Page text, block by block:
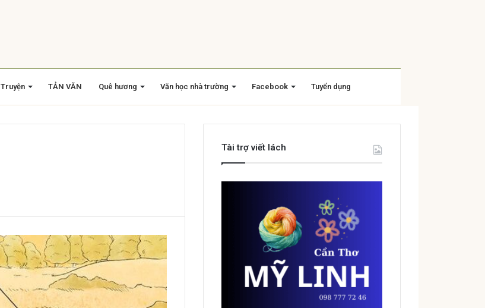
Truyện TẢN VĂN Quê hương Văn học nhà trường Facebook Tuyển dụng
Tài trợ viết lách